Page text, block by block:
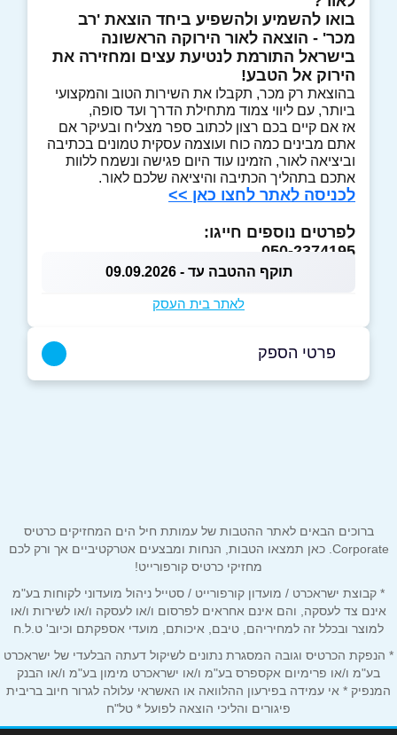
בואו להשמיע ולהשפיע ביחד הוצאת 'רב
מכר' - הוצאה לאור הירוקה הראשונה
בישראל התורמת לנטיעת עצים ומחזירה את
הירוק אל הטבע!
בהוצאת רק מכר, תקבלו את השירות הטוב והמקצועי
ביותר, עם ליווי צמוד מתחילת הדרך ועד סופה,
אז אם קיים בכם רצון לכתוב ספר מצליח ובעיקר אם
אתם מבינים כמה כוח ועוצמה עסקית טמונים בכתיבה
וביציאה לאור, הזמינו עוד היום פגישה ונשמח ללוות
אתכם בתהליך הכתיבה והיציאה שלכם לאור.
לכניסה לאתר לחצו כאן >>
לפרטים נוספים חייגו:
050-2374195
תוקף ההטבה עד - 09.09.2026
לאתר בית העסק
פרטי הספק
שם מלא*
נושא*
אנא חזרו אלי בקשר ל...
ברוכים הבאים לאתר ההטבות של עמותת חיל הים המחזיקים כרטיס
Corporate. כאן תמצאו הטבות, הנחות ומבצעים אטרקטיביים אך ורק לכם
מחזיקי כרטיס קורפורייט!
* קבוצת ישראכרט / מועדון קורפורייט / סטייל ניהול מועדוני לקוחות בע"מ
אינם צד לעסקה, והם אינם אחראים לפרסום ו/או לעסקה ו/או לשירות ו/או
למוצר ובכלל זה למחיריהם, טיבם, איכותם, מועדי אספקתם וכיוב' ט.ל.ח
* הנפקת הכרטיס וגובה המסגרת נתונים לשיקול דעתה הבלעדי של ישראכרט
בע"מ ו/או פרימיום אקספרס בע"מ ו/או ישראכרט מימון בע"מ ו/או הבנק
המנפיק * אי עמידה בפירעון ההלוואה או האשראי עלולה לגרור חיוב בריבית
פיגורים והליכי הוצאה לפועל * טל"ח